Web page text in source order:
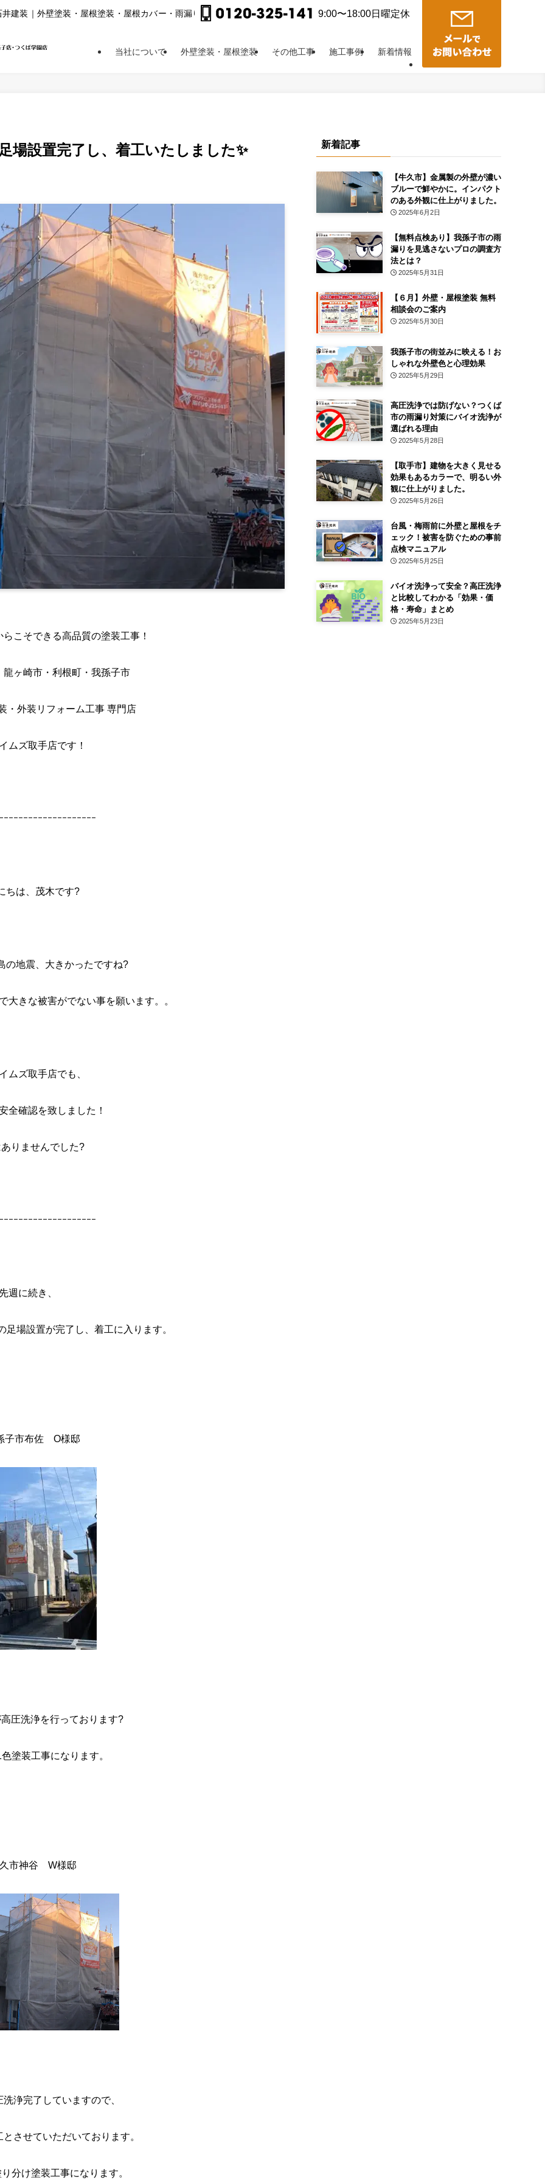
建装｜外壁塗装・屋根塗装・屋根カバー・⾬漏り修理他 9:00〜18:00日曜定休
当社について 外壁塗装・屋根塗装 その他工事 施工事例 新着情報
場設置完了し、着工いたしました✨
こそできる高品質の塗装工事！
龍ヶ崎市・利根町・我孫子市
・外装リフォーム工事 専門店
ムズ取手店です！
ｰｰｰｰｰｰｰｰｰｰｰｰｰｰｰｰｰｰｰ
ちは、茂木です?
の地震、大きかったですね?
大きな被害がでない事を願います。。
ムズ取手店でも、
全確認を致しました！
りませんでした?
ｰｰｰｰｰｰｰｰｰｰｰｰｰｰｰｰｰｰｰ
週に続き、
場設置が完了し、着工に入ります。
子市布佐 O様邸
圧洗浄を行っております?
塗装工事になります。
市神谷 W様邸
浄完了していますので、
させていただいております。
分け塗装工事になります。
新着記事
【牛久市】金属製の外壁が濃い
ブルーで鮮やかに。インパクト
のある外観に仕上がりました。
2025年6月2日
【無料点検あり】我孫子市の雨
漏りを見逃さないプロの調査方
法とは？
2025年5月31日
【６月】外壁・屋根塗装 無料
相談会のご案内
2025年5月30日
我孫子市の街並みに映える！お
しゃれな外壁色と心理効果
2025年5月29日
高圧洗浄では防げない？つくば
市の雨漏り対策にバイオ洗浄が
選ばれる理由
2025年5月28日
【取手市】建物を大きく見せる
効果もあるカラーで、明るい外
観に仕上がりました。
2025年5月26日
台風・梅雨前に外壁と屋根をチ
ェック！被害を防ぐための事前
点検マニュアル
2025年5月25日
バイオ洗浄って安全？高圧洗浄
と比較してわかる「効果・価
格・寿命」まとめ
2025年5月23日